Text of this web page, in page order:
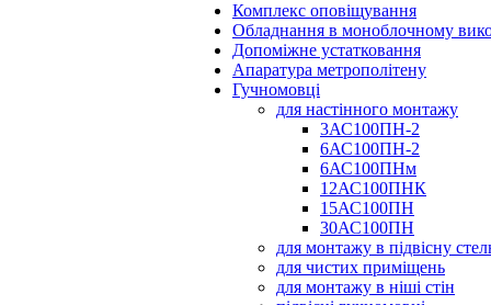
Комплекс оповіщування
Обладнання в моноблочному
Допоміжне устатковання
Апаратура метрополітену
Гучномовці
для настінного монтажу
3АС100ПН-2
6АС100ПН-2
6АС100ПНм
12АС100ПНК
15АС100ПН
30АС100ПН
для монтажу в підвісну
для чистих приміщень
для монтажу в ніші стін